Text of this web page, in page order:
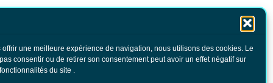
offrir une meilleure expérience de navigation, nous utilisons des cookies. Le
consentir ou de retirer son consentement peut avoir un effet négatif sur
du site .